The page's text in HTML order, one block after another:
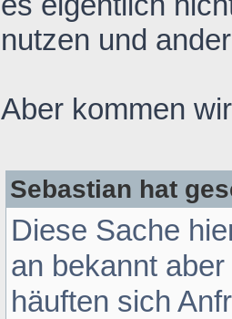
nutzen und
Aber kommen
Sebastian hat
Diese Sache
an bekannt
häuften sich